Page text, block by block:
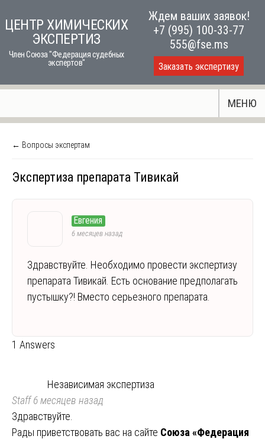
toЦЕНТР ХИМИЧЕСКИХ
ЭКСПЕРТИЗ
Член Союза "Федерация судебных
экспертов"
Ждем ваших заявок!
+7 (995) 100-33-77
555@fse.ms
Заказать экспертизу
МЕНЮ
← Вопросы экспертам
Экспертиза препарата Тивикай
Евгения
6 месяцев назад
Здравствуйте. Необходимо провести экспертизу
препарата Тивикай. Есть основание предполагать
пустышку?! Вместо серьезного препарата.
1 Answers
Независимая экспертиза
Staff6 месяцев назад
Здравствуйте.
Рады приветствовать вас на сайте Союза «Федерация